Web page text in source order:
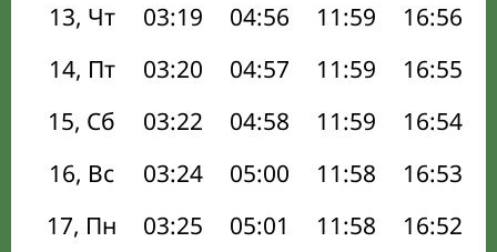
13, Чт
03:19 04:56 11:59 16:56
14, Пт
03:20 04:57 11:59 16:55
15, Сб
03:22 04:58 11:59 16:54
16, Вс
03:24 05:00 11:58 16:53
17, Пн
03:25 05:01 11:58 16:52